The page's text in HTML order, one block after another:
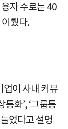
자 수로는 40
뤘다.
업이 사내 커뮤
화’, ‘그룹통
었다고 설명